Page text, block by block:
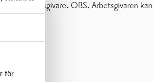
för
som arbetsgivare. OBS. Arbetsgivaren kan